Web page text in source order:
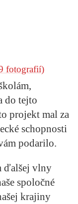
fotografií)
do tejto
projekt mal za
schopnosti
podarilo.
ďalšej vlny
spoločné
krajiny